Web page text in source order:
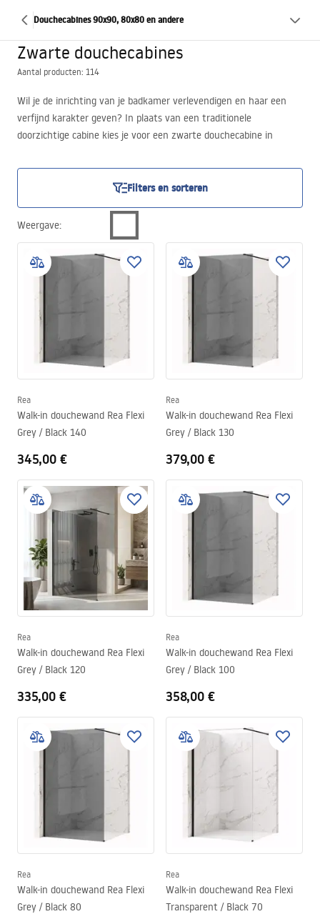
Douchecabines 90x90, 80x80 en andere
Zwarte douchecabines
Aantal producten: 114
Wil je de inrichting van je badkamer verlevendigen en haar een
verfijnd karakter geven? In plaats van een traditionele
doorzichtige cabine kies je voor een zwarte douchecabine in
geweest en erg populair bij mensen die hun badkamer inrichten of
Filters en sorteren
Weergave:
Rea
Walk-in douchewand Rea Flexi
Grey / Black 140
345,00 €
Rea
Walk-in douchewand Rea Flexi
Grey / Black 130
379,00 €
Rea
Walk-in douchewand Rea Flexi
Grey / Black 120
335,00 €
Rea
Walk-in douchewand Rea Flexi
Grey / Black 100
358,00 €
Rea
Walk-in douchewand Rea Flexi
Grey / Black 80
Rea
Walk-in douchewand Rea Flexi
Transparent / Black 70